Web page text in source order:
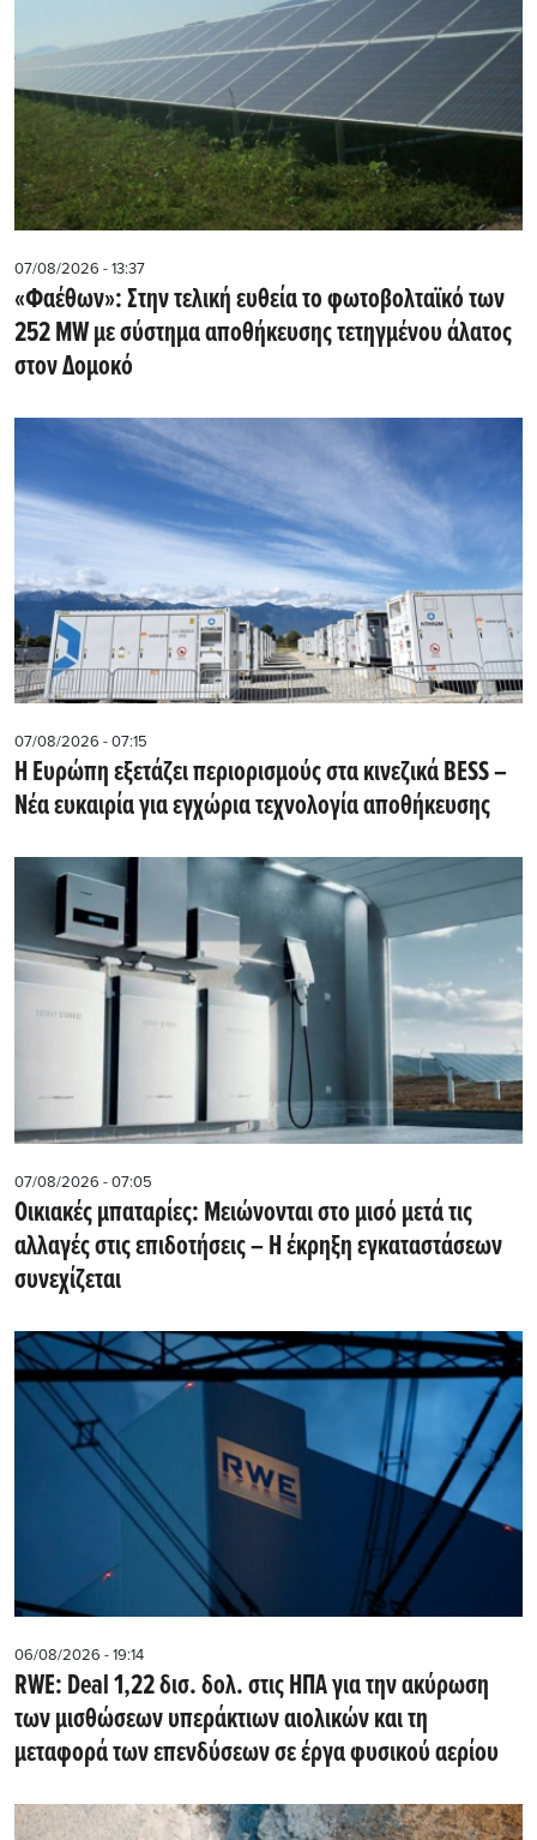
07/08/2026 - 13:37
«Φαέθων»: Στην τελική ευθεία το φωτοβολταϊκό των
252 MW με σύστημα αποθήκευσης τετηγμένου άλατος
στον Δομοκό
07/08/2026 - 07:15
Η Ευρώπη εξετάζει περιορισμούς στα κινεζικά BESS –
Νέα ευκαιρία για εγχώρια τεχνολογία αποθήκευσης
07/08/2026 - 07:05
Οικιακές μπαταρίες: Μειώνονται στο μισό μετά τις
αλλαγές στις επιδοτήσεις – Η έκρηξη εγκαταστάσεων
συνεχίζεται
06/08/2026 - 19:14
RWE: Deal 1,22 δισ. δολ. στις ΗΠΑ για την ακύρωση
των μισθώσεων υπεράκτιων αιολικών και τη
μεταφορά των επενδύσεων σε έργα φυσικού αερίου